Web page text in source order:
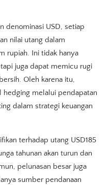
denominasi USD, setiap
nilai utang dalam
rupiah. Ini tidak hanya
juga dapat memicu rugi
Oleh karena itu,
hedging melalui pendapatan
dalam strategi keuangan
terhadap utang USD185
tahunan akan turun dan
pelunasan besar juga
sumber pendanaan